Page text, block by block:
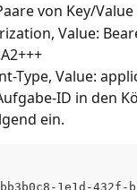
von Key/
Value:
Type, Value:
ID in den
ein.
1e1d-